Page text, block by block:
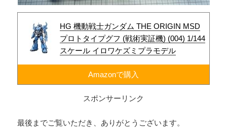
HG 機動戦士ガンダム THE ORIGIN MSD
プロトタイプグフ (戦術実証機) (004) 1/144
スケール イロワケズミプラモデル
Amazonで購入
スポンサーリンク
最後までご覧いただき、ありがとうございます。